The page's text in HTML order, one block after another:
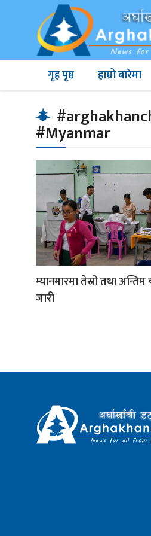
गृह पृष्ठ हाम्रो बारेमा
#Myanmar
म्यानमारमा तेस्रो तथा
जारी